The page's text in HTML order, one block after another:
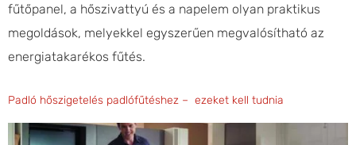
fűtőpanel, a hőszivattyú és a napelem olyan praktikus
megoldások, melyekkel egyszerűen megvalósítható az
energiatakarékos fűtés.
Padló hőszigetelés padlófűtéshez – ezeket kell tudnia